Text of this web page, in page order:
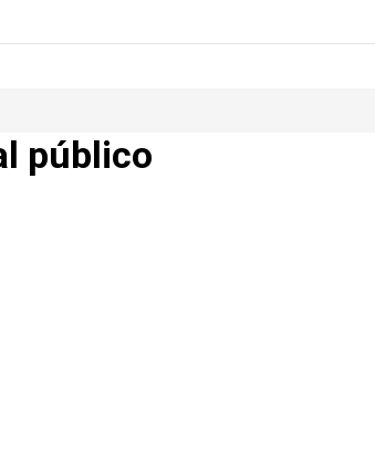
público